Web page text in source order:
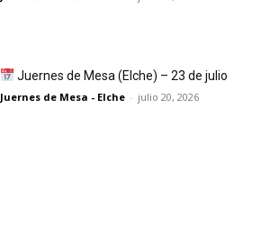
Juernes de Mesa (Elche) – 23 de julio
Juernes de Mesa - Elche - julio 20, 2026